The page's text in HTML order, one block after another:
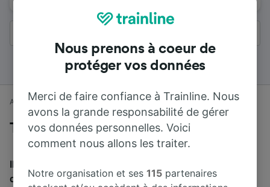
Accueil Horaires train Warrington à Édimbourg
Trains de Warrington à Édimbourg
Il faut en moyenne 2 h 59 min pour parcourir en train la
distance de 287 km entre Warrington et Édimbourg.
Nous prenons à coeur de
protéger vos données
Merci de faire confiance à Trainline. Nous
avons la grande responsabilité de gérer
vos données personnelles. Voici
comment nous allons les traiter.
Notre organisation et ses115 partenaires